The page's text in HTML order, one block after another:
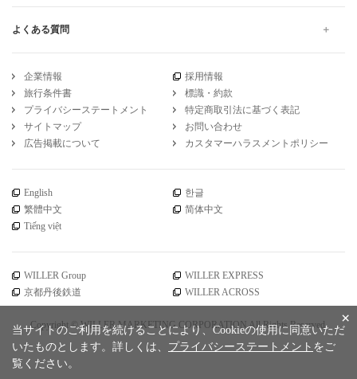
よくある質問
企業情報
採用情報
旅行条件書
標識・約款
プライバシーステートメント
特定商取引法に基づく表記
サイトマップ
お問い合わせ
広告掲載について
カスタマーハラスメントポリシー
English
한글
繁體中文
简体中文
Tiếng việt
WILLER Group
WILLER EXPRESS
京都丹後鉄道
WILLER ACROSS
Copyright © WILLER MARKETING CORPORATION All Rights Reserved. ×
当サイトのご利用を続けることにより、Cookieの使用に同意いただ
いたものとします。詳しくは、 プライバシーステートメント をご
覧ください。